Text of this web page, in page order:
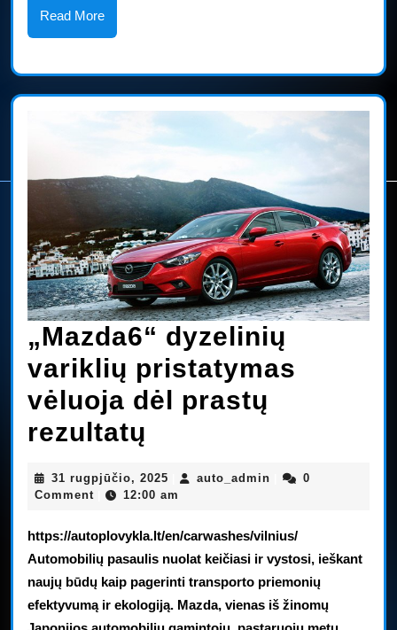
2018
m.
Read MoreRead
More
„Mazda6“ dyzelinių
variklių pristatymas
vėluoja dėl prastų
rezultatų
variklių
pristatymas
vėluoja
dėl
prastų
31 rugpjūčio, 2025 31
rugpjūčio,
auto_admin auto_admin
0
Comment
12:00 am
https://autoplovykla.lt/en/carwashes/vilnius/
Automobilių pasaulis nuolat keičiasi ir vystosi, ieškant
naujų būdų kaip pagerinti transporto priemonių
efektyvumą ir ekologiją. Mazda, vienas iš žinomų